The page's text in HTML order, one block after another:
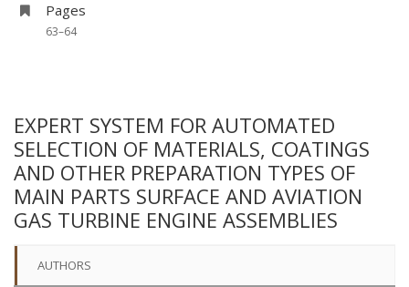
Pages
63–64
EXPERT SYSTEM FOR AUTOMATED
SELECTION OF MATERIALS, COATINGS
AND OTHER PREPARATION TYPES OF
MAIN PARTS SURFACE AND AVIATION
GAS TURBINE ENGINE ASSEMBLIES
AUTHORS